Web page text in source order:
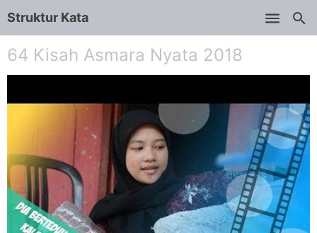
Struktur Kata
64 Kisah Asmara Nyata 2018